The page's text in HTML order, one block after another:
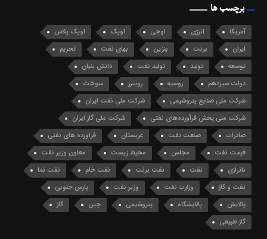
برچسب ها
آمریکا انرژی اوجی اوپک
اوپک پلاس
ایران
برنت بنزین بهای نفت
تحریم
توسعه
تولید تولید نفت
دانش بنیان
دولت سیزدهم
روسیه رویترز
سوخت
شرکت ملی صنایع پتروشیمی
شرکت ملی نفت ایران
شرکت ملی پخش فرآورده‌های نفتی
شرکت ملی گاز ایران
صادرات
صنعت نفت عربستان
فراورده های نفتی
قیمت نفت
مجلس محیط زیست
معاون وزیر نفت
ناترازی
نفت نفت برنت نفت خام
نفت نما
نفت و گاز
وزارت نفت وزیر نفت
پارس جنوبی
پالایش
پالایشگاه پتروشیمی چین
گاز
گاز طبیعی